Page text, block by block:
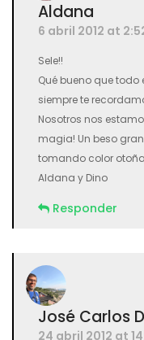
Aldana
6 abril 2012 at
Sele!!
Qué bueno que
siempre te
Nosotros nos
magia! Un beso
tomando color
Aldana y Dino
Responder
José Carlos
24 abril 2012 at